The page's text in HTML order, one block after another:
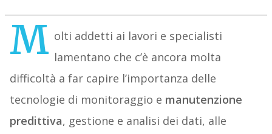
M olti addetti ai lavori e specialisti
lamentano che c’è ancora molta
difficoltà a far capire l’importanza delle
tecnologie di monitoraggio e manutenzione
predittiva, gestione e analisi dei dati, alle